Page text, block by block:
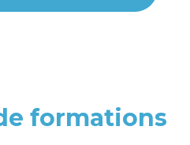
formations